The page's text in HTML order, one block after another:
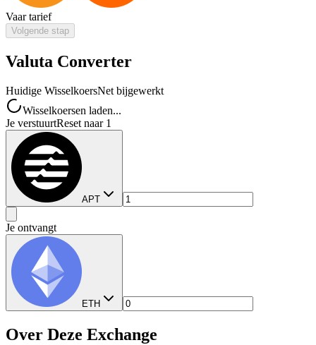
Vaar tarief
Volgende stap
Valuta Converter
Huidige WisselkoersNet bijgewerkt
Wisselkoersen laden...
Je verstuurtReset naar 1
APT
Je ontvangt
ETH
Over Deze Exchange